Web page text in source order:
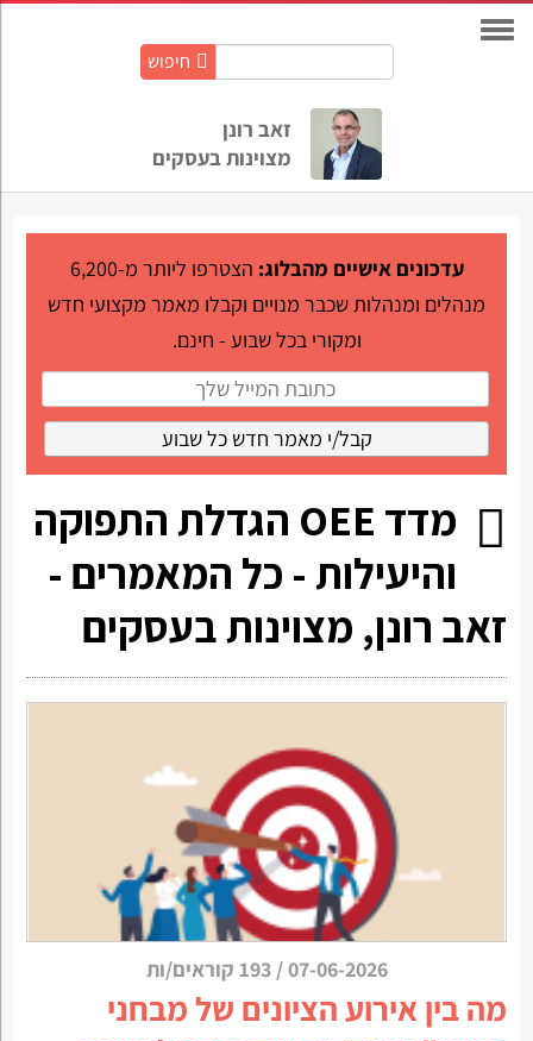
חיפוש
זאב רונן
מצוינות בעסקים
עדכונים אישיים מהבלוג:
הצטרפו ליותר מ-6,200
מנהלים ומנהלות שכבר מנויים וקבלו מאמר מקצועי חדש
ומקורי בכל שבוע - חינם.
מדד OEE הגדלת התפוקה
והיעילות - כל המאמרים -
זאב רונן, מצוינות בעסקים
07-06-2026
/193 קוראים/ות
מה בין אירוע הציונים של מבחני